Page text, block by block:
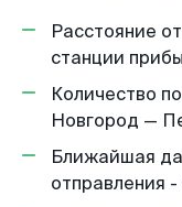
Расстояние
станции
Количество
Новгород —
Ближайшая
отправления